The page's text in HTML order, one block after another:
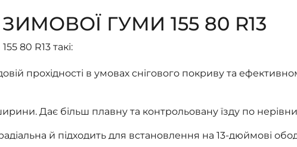
ГУМИ 155 80 R13
80 R13 такі:
прохідності в умовах снігового покриву та
Дає більш плавну та контрольовану їзду по
й підходить для встановлення на 13-дюймові